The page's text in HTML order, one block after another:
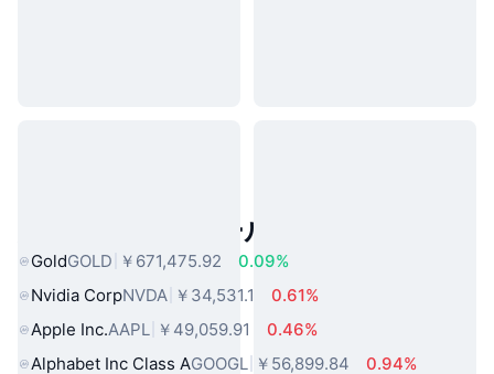
人気のリアルワールドアセット
GoldGOLD ￥671,475.92
0.09%
Nvidia CorpNVDA ￥34,531.1
0.61%
Apple Inc.AAPL ￥49,059.91
0.46%
Alphabet Inc Class AGOOGL ￥56,899.84 0.94%